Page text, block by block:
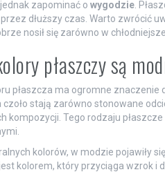
zapominać o wygodzie.
dłuższy czas. Warto zwrócić
nosił się zarówno w
płaszczy są
płaszcza ma ogromne znaczenie
czoło stają zarówno stonowane
kompozycji. Tego rodzaju
kolorów, w modzie pojawiły
jest kolorem, który przyciąga wzrok i